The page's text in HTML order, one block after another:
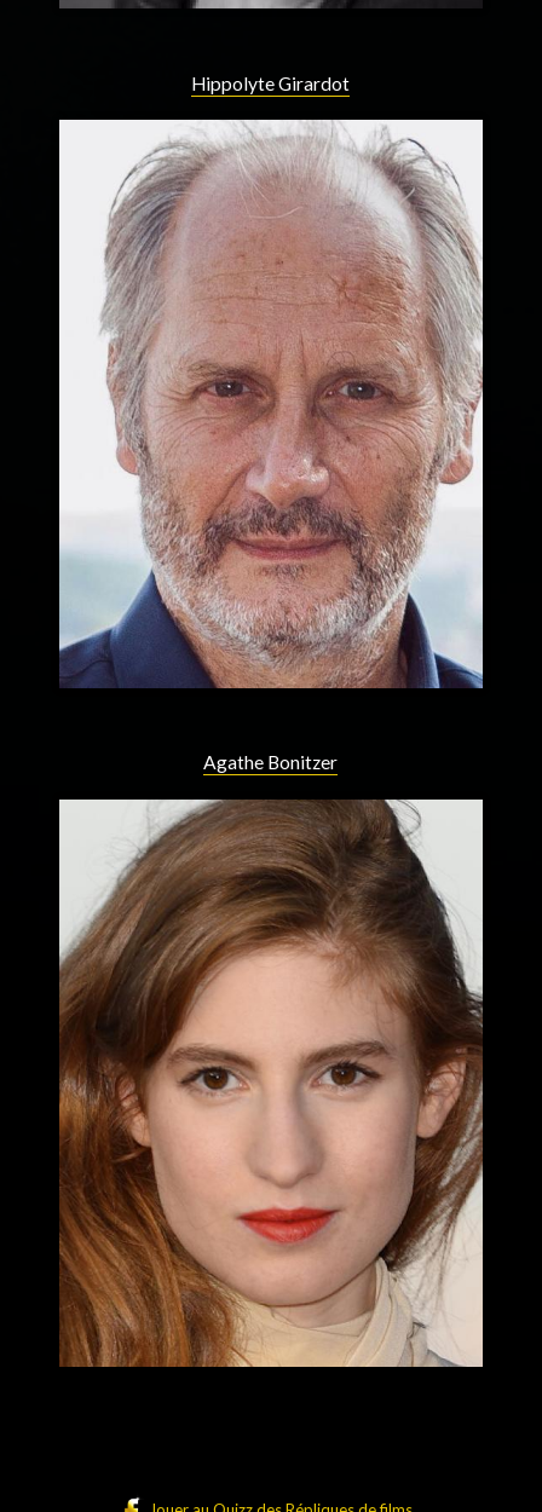
Hippolyte Girardot
Agathe Bonitzer